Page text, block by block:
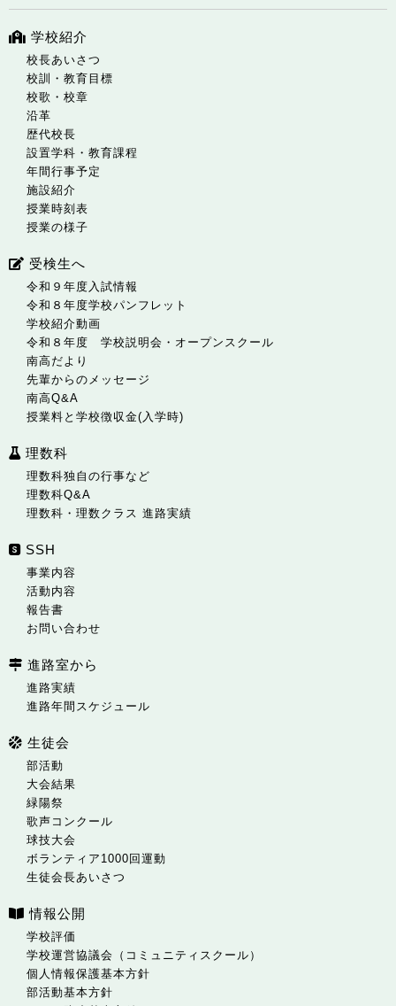
学校紹介
校長あいさつ
校訓・教育目標
校歌・校章
沿革
歴代校長
設置学科・教育課程
年間行事予定
施設紹介
授業時刻表
授業の様子
受検生へ
令和９年度入試情報
令和８年度学校パンフレット
学校紹介動画
令和８年度 学校説明会・オープンスクール
南高だより
先輩からのメッセージ
南高Q&A
授業料と学校徴収金(入学時)
理数科
理数科独自の行事など
理数科Q&A
理数科・理数クラス 進路実績
SSH
事業内容
活動内容
報告書
お問い合わせ
進路室から
進路実績
進路年間スケジュール
生徒会
部活動
大会結果
緑陽祭
歌声コンクール
球技大会
ボランティア1000回運動
生徒会長あいさつ
情報公開
学校評価
学校運営協議会（コミュニティスクール）
個人情報保護基本方針
部活動基本方針